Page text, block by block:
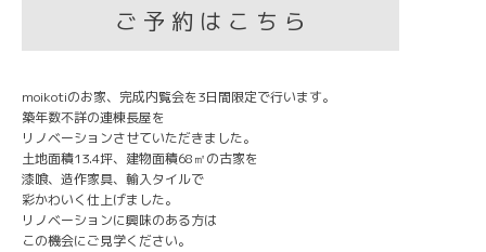
ご 予 約 は こ ち ら
moikotiのお家、完成内覧会を3日間限定で行います。
築年数不詳の連棟長屋を
リノベーションさせていただきました。
土地面積13.4坪、建物面積68㎡の古家を
漆喰、造作家具、輸入タイルで
彩かわいく仕上げました。
リノベーションに興味のある方は
この機会にご見学ください。